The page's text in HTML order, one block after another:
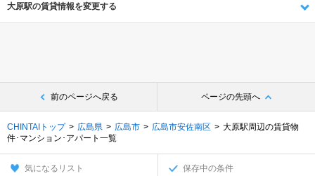
大原駅の賃貸情報を変更する
前のページへ戻る ページの先頭へ
CHINTAIトップ 広島県 広島市 広島市安佐南区
大原駅周辺の賃貸物
件･マンション･アパート一覧
気になるリスト 保存中の条件